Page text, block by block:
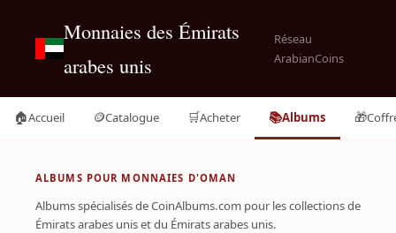
Monnaies des Émirats
arabes unis
Réseau
ArabianCoins
🏠Accueil 🪙Catalogue 🛒Acheter 📚Albums 🎁
ALBUMS POUR MONNAIES D'OMAN
Albums spécialisés de CoinAlbums.com pour les collections de
Émirats arabes unis et du Émirats arabes unis.